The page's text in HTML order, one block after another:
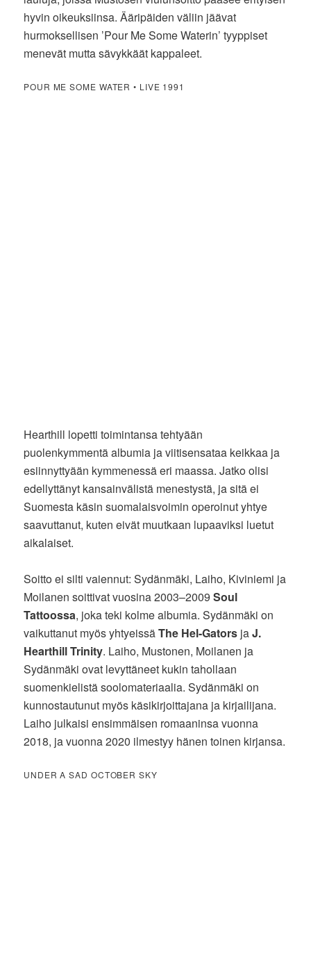
hyvin oikeuksiinsa. Ääripäiden väliin jäävat
hurmoksellisen ’Pour Me Some Waterin’ tyyppiset
menevät mutta sävykkäät kappaleet.
POUR ME SOME WATER • LIVE 1991
Hearthill lopetti toimintansa tehtyään
puolenkymmentä albumia ja viitisensataa keikkaa ja
esiinnyttyään kymmenessä eri maassa. Jatko olisi
edellyttänyt kansainvälistä menestystä, ja sitä ei
Suomesta käsin suomalaisvoimin operoinut yhtye
saavuttanut, kuten eivät muutkaan lupaaviksi luetut
aikalaiset.
Soitto ei silti vaiennut: Sydänmäki, Laiho, Kiviniemi ja
Moilanen soittivat vuosina 2003–2009Soul
Tattoossa, joka teki kolme albumia. Sydänmäki on
vaikuttanut myös yhtyeissäThe Hel-Gators jaJ.
Hearthill Trinity. Laiho, Mustonen, Moilanen ja
Sydänmäki ovat levyttäneet kukin tahollaan
suomenkielistä soolomateriaalia. Sydänmäki on
kunnostautunut myös käsikirjoittajana ja kirjailijana.
Laiho julkaisi ensimmäisen romaaninsa vuonna
2018, ja vuonna 2020 ilmestyy hänen toinen kirjansa.
UNDER A SAD OCTOBER SKY